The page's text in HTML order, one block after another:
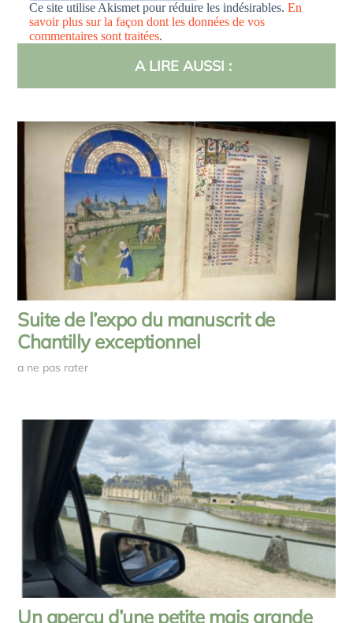
Ce site utilise Akismet pour réduire les indésirables.En
savoir plus sur la façon dont les données de vos
commentaires sont traitées.
A LIRE AUSSI :
Suite de l’expo du manuscrit de
Chantilly exceptionnel
a ne pas rater
Un aperçu d’une petite mais grande